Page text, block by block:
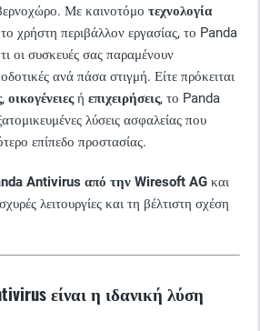
Με καινοτόμο τεχνολογία
χρήστη περιβάλλον εργασίας, το Panda
οι συσκευές σας παραμένουν
ανά πάσα στιγμή. Είτε πρόκειται
, οικογένειεςή επιχειρήσεις, το Panda
λύσεις ασφαλείας που
επίπεδο προστασίας.
Antivirus από την Wiresoft AG και
λειτουργίες και τη βέλτιστη σχέση
είναι η ιδανική λύση